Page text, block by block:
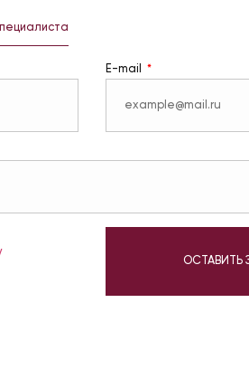
E-mail
ОСТАВИТЬ